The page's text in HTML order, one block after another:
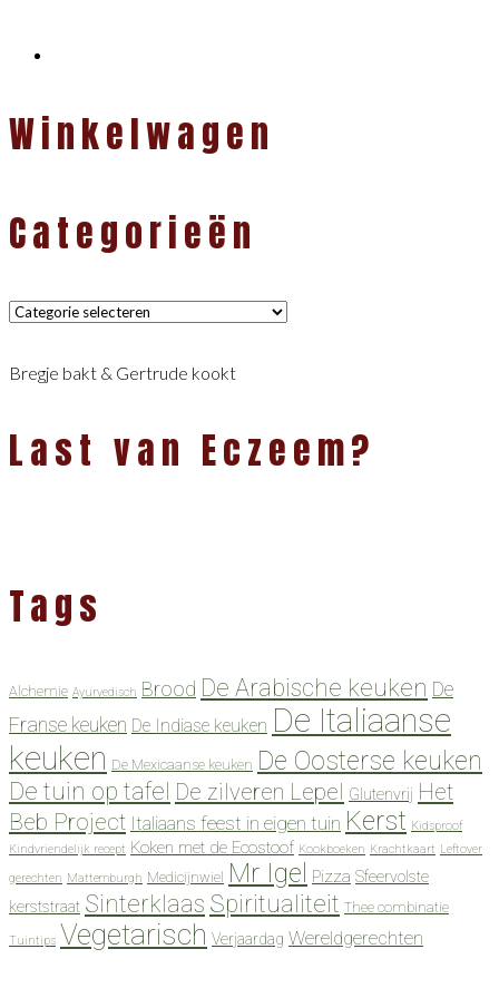
Winkelwagen
Categorieën
Categorieën
Bregje bakt & Gertrude kookt
Last van Eczeem?
Tags
Alchemie Ayurvedisch Brood De Arabische keuken De
Franse keuken De Indiase keuken De Italiaanse
keuken De Mexicaanse keuken De Oosterse keuken
De tuin op tafel De zilveren Lepel Glutenvrij Het
Beb Project Italiaans feest in eigen tuin Kerst Kidsproof
Kindvriendelijk recept Koken met de Ecostoof Kookboeken Krachtkaart Leftover
gerechten Mattemburgh Medicijnwiel Mr Igel Pizza Sfeervolste
kerststraat Sinterklaas Spiritualiteit Thee combinatie
Tuintips Vegetarisch Verjaardag Wereldgerechten